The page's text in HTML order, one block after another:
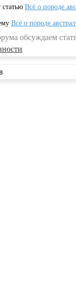
статью Всё о породе
Всё о породе
обсуждаем